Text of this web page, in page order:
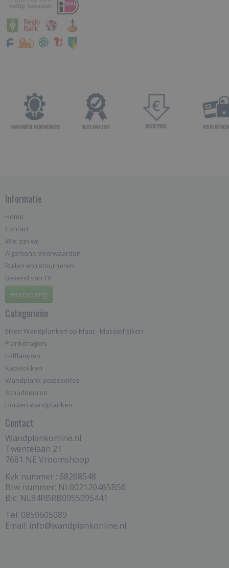
Informatie
Home
Contact
Wie zijn wij
Algemene Voorwaarden
Ruilen en retourneren
Bekend van TV
Herroeping
Categorieën
Eiken Wandplanken op Maat - Massief Eiken
Plankdragers
Loftlampen
Kapstokken
Wandplank accessoires
Schuifdeuren
Houten wandplanken
Contact
Wandplankonline.nl
Twentelaan 21
7681 NE Vroomshoop
Kvk nummer : 68268548
Btw nummer: NL002120465B56
Bic: NL84RBRB0955095441
Tel: 0850605089
Email: info@wandplankonline.nl